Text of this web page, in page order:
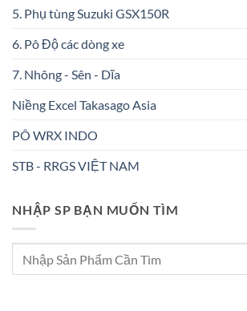
5. Phụ tùng Suzuki GSX150R
6. Pô Độ các dòng xe
7. Nhông - Sên - Dĩa
Niềng Excel Takasago Asia
PÔ WRX INDO
STB - RRGS VIỆT NAM
NHẬP SP BẠN MUỐN TÌM